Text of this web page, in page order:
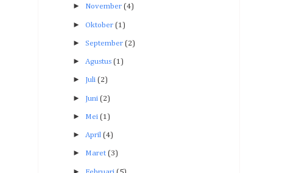
► November (4)
► Oktober (1)
► September (2)
► Agustus (1)
► Juli (2)
► Juni (2)
► Mei (1)
► April (4)
► Maret (3)